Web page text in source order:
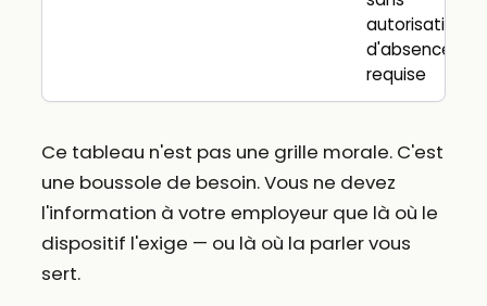
autorisation
d'absence
requise
Ce tableau n'est pas une grille morale. C'est
une boussole de besoin. Vous ne devez
l'information à votre employeur que là où le
dispositif l'exige — ou là où la parler vous
sert.